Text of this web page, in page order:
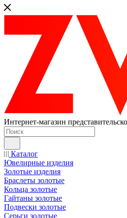
Интернет-магазин
Каталог
Ювелирные изделия
Золотые изделия
Браслеты золотые
Кольца золотые
Гайтаны золотые
Подвески золотые
Серьги золотые